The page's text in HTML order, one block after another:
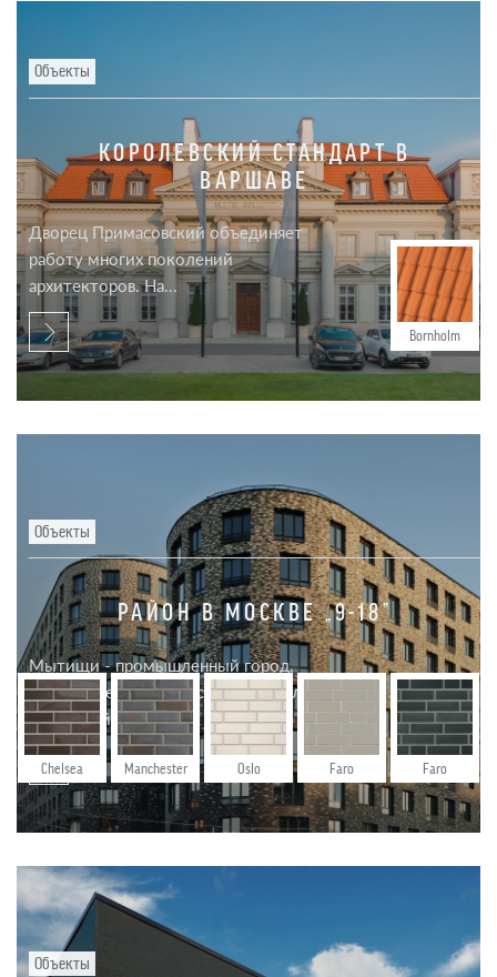
Объекты
КОРОЛЕВСКИЙ СТАНДАРТ В
ВАРШАВЕ
Дворец Примасовский объединяет
работу многих поколений
архитекторов. На...
Bornholm
Объекты
РАЙОН В МОСКВЕ „9-18”
Мытищи - промышленный город,
расположенный в Московской области,
известный,...
Chelsea Manchester Oslo Faro Faro
Объекты